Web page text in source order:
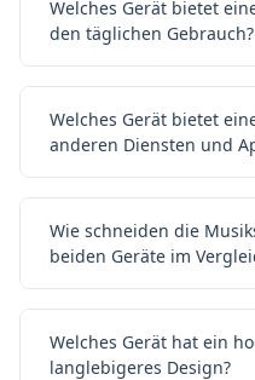
Welches Gerät bietet
den täglichen Gebrauch?
Welches Gerät bietet
anderen Diensten und
Wie schneiden die
beiden Geräte im
Welches Gerät hat ein
langlebigeres Design?